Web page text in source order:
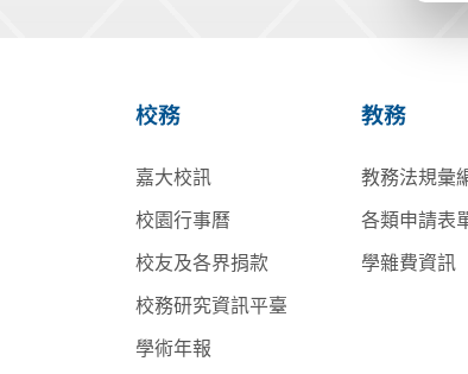
校務
嘉大校訊
校園行事曆
校友及各界捐款
校務研究資訊平臺
學術年報
教務
教務法規彙
各類申請表
學雜費資訊